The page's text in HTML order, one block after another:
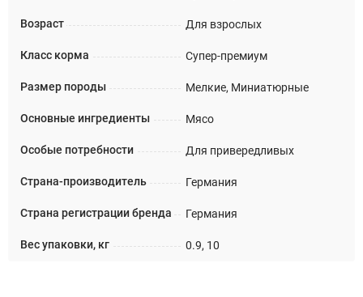
Возраст Для взрослых
Класс корма Супер-премиум
Размер породы Мелкие, Миниатюрные
Основные ингредиенты Мясо
Особые потребности Для привередливых
Страна-производитель Германия
Страна регистрации бренда Германия
Вес упаковки, кг 0.9, 10